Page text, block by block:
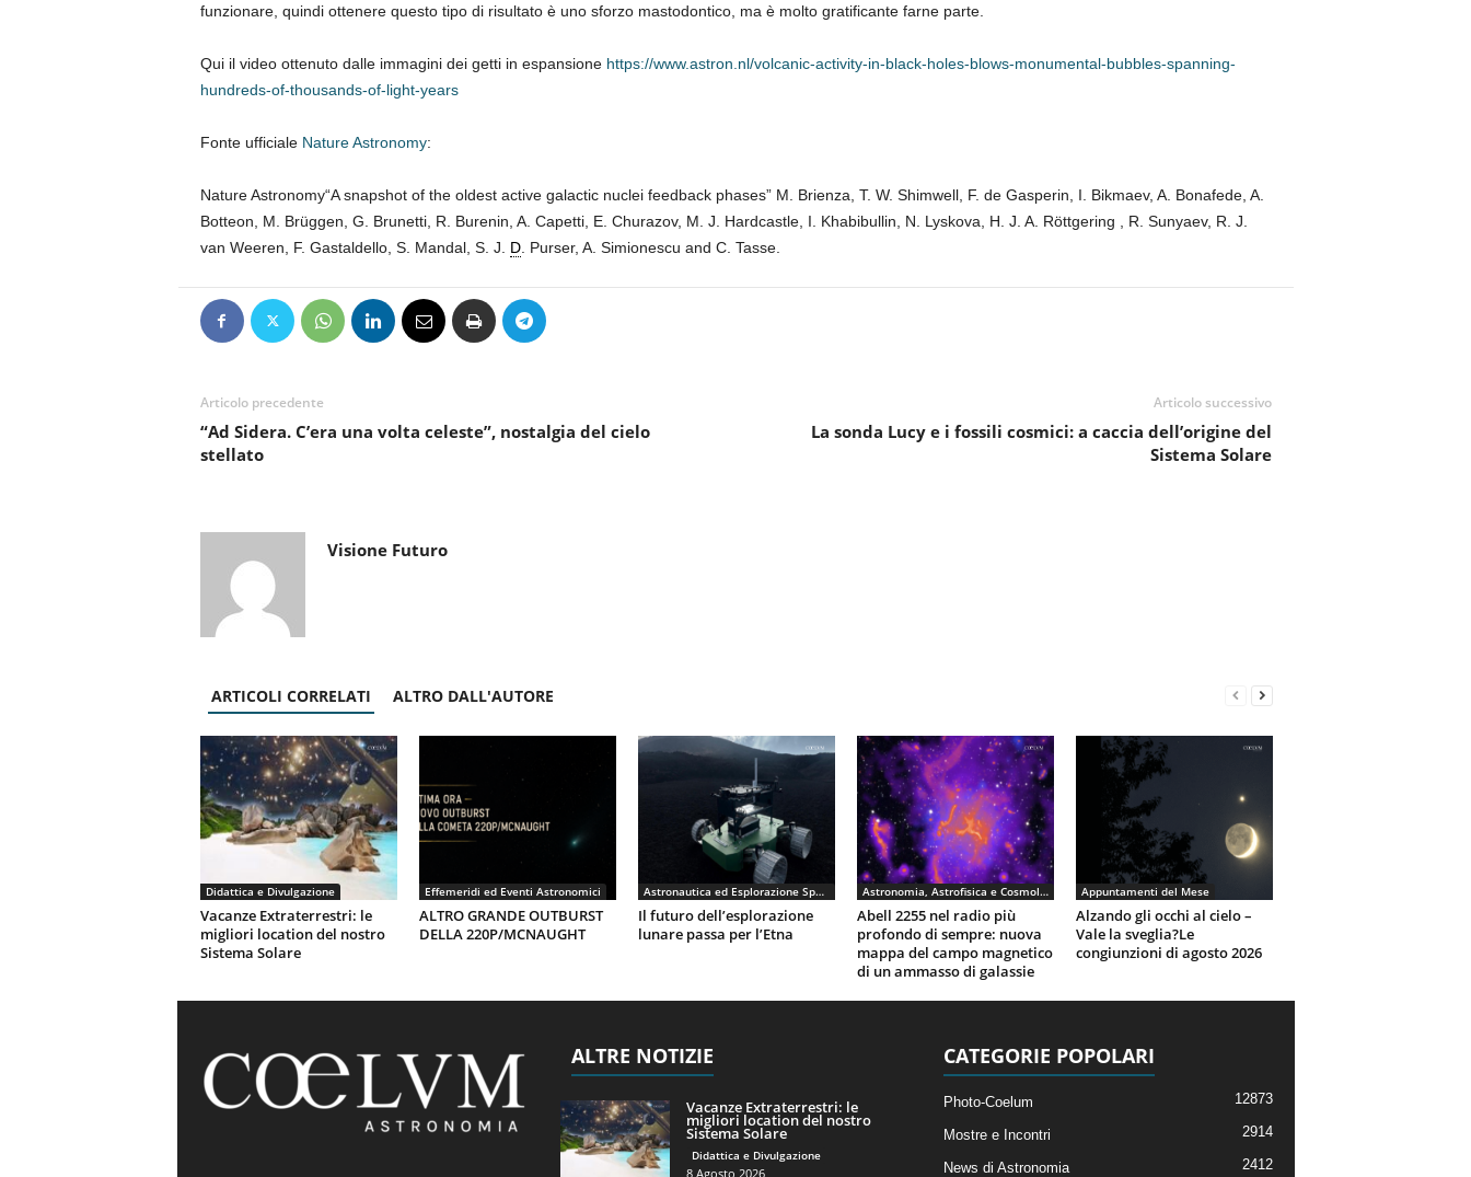
funzionare, quindi ottenere questo tipo di risultato è uno sforzo mastodontico, ma è molto gratificante farne parte.
Qui il video ottenuto dalle immagini dei getti in espansione https://www.astron.nl/volcanic-activity-in-black-holes-blows-monumental-bubbles-spanning-
hundreds-of-thousands-of-light-years
Fonte ufficiale Nature Astronomy:
Nature Astronomy“A snapshot of the oldest active galactic nuclei feedback phases” M. Brienza, T. W. Shimwell, F. de Gasperin, I. Bikmaev, A. Bonafede, A.
Botteon, M. Brüggen, G. Brunetti, R. Burenin, A. Capetti, E. Churazov, M. J. Hardcastle, I. Khabibullin, N. Lyskova, H. J. A. Röttgering , R. Sunyaev, R. J.
van Weeren, F. Gastaldello, S. Mandal, S. J. D. Purser, A. Simionescu and C. Tasse.
Articolo precedente
“Ad Sidera. C’era una volta celeste”, nostalgia del cielo
stellato
Articolo successivo
La sonda Lucy e i fossili cosmici: a caccia dell’origine del
Sistema Solare
Visione Futuro
ARTICOLI CORRELATI ALTRO DALL'AUTORE
Didattica e Divulgazione
Vacanze Extraterrestri: le
migliori location del nostro
Sistema Solare
Effemeridi ed Eventi Astronomici
ALTRO GRANDE OUTBURST
DELLA 220P/MCNAUGHT
Astronautica ed Esplorazione Spaziale
Il futuro dell’esplorazione
lunare passa per l’Etna
Astronomia, Astrofisica e Cosmologia
Abell 2255 nel radio più
profondo di sempre: nuova
mappa del campo magnetico
di un ammasso di galassie
Appuntamenti del Mese
Alzando gli occhi al cielo –
Vale la sveglia?Le
congiunzioni di agosto 2026
ALTRE NOTIZIE
Vacanze Extraterrestri: le
migliori location del nostro
Sistema Solare
Didattica e Divulgazione
8 Agosto 2026
CATEGORIE POPOLARI
Photo-Coelum 12873
Mostre e Incontri 2914
News di Astronomia 2412